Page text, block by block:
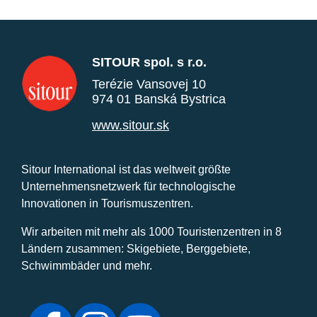
SITOUR spol. s r.o.
Terézie Vansovej 10
974 01 Banská Bystrica
www.sitour.sk
Sitour International ist das weltweit größte
Unternehmensnetzwerk für technologische
Innovationen in Tourismuszentren.
Wir arbeiten mit mehr als 1000 Touristenzentren in 8
Ländern zusammen: Skigebiete, Berggebiete,
Schwimmbäder und mehr.